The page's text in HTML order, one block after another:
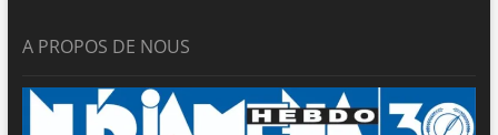
A PROPOS DE NOUS